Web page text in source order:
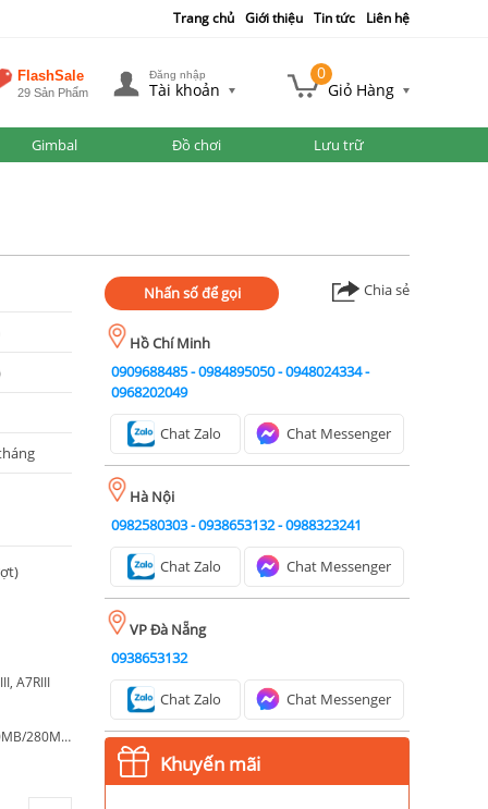
Trang chủ Giới thiệu Tin tức Liên hệ
FlashSale
29 Sản Phẩm
Đăng nhập
Tài khoản
0
Giỏ Hàng
Gimbal Đồ chơi Lưu trữ
A7RIII
Thẻ nhớ SDXC Exascend Catalyst 64GB 300MB/280MB/s
Nhấn số để gọi Chia sẻ
Hồ Chí Minh
0909688485-0984895050-0948024334-
0968202049
Chat Zalo Chat Messenger
Hà Nội
0982580303-0938653132-0988323241
Chat Zalo Chat Messenger
VP Đà Nẵng
0938653132
Chat Zalo Chat Messenger
Khuyến mãi